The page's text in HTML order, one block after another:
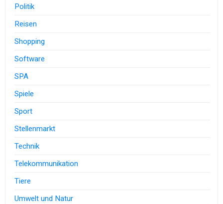
Politik
Reisen
Shopping
Software
SPA
Spiele
Sport
Stellenmarkt
Technik
Telekommunikation
Tiere
Umwelt und Natur